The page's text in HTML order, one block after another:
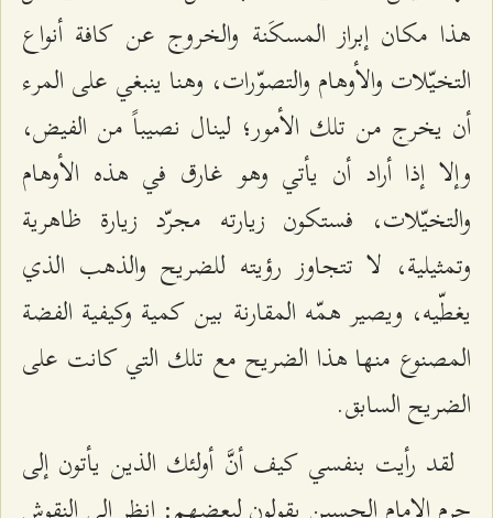
هذا مكان إبراز المسكَنة والخروج عن كافة أنواع
التخيّلات والأوهام والتصوّرات، وهنا ينبغي على المرء
أن يخرج من تلك الأمور؛ لينال نصيباً من الفيض،
وإلا إذا أراد أن يأتي وهو غارق في هذه الأوهام
والتخيّلات، فستكون زيارته مجرّد زيارة ظاهرية
وتمثيلية، لا تتجاوز رؤيته للضريح والذهب الذي
يغطّيه، ويصير همّه المقارنة بين كمية وكيفية الفضة
المصنوع منها هذا الضريح مع تلك التي كانت على
الضريح السابق.
لقد رأيت بنفسي كيف أنَّ أولئك الذين يأتون إلى